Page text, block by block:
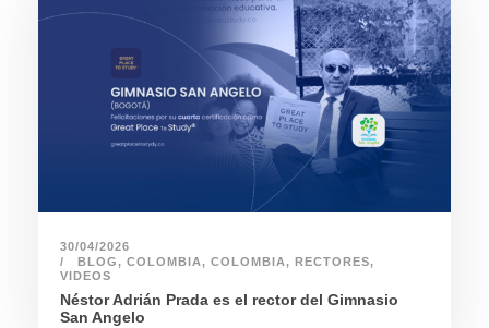
30/04/2026
BLOG, COLOMBIA, COLOMBIA, RECTORES,
VIDEOS
Néstor Adrián Prada es el rector del Gimnasio
San Angelo